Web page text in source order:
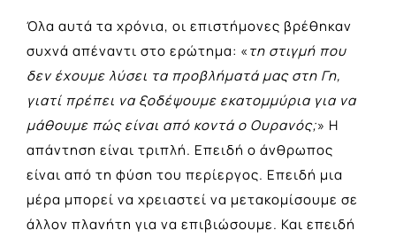
Όλα αυτά τα χρόνια, οι επιστήμονες βρέθηκαν
συχνά απέναντι στο ερώτημα: «τη στιγμή που
δεν έχουμε λύσει τα προβλήματά μας στη Γη,
γιατί πρέπει να ξοδέψουμε εκατομμύρια για να
μάθουμε πώς είναι από κοντά ο Ουρανός;» Η
απάντηση είναι τριπλή. Επειδή ο άνθρωπος
είναι από τη φύση του περίεργος. Επειδή μια
μέρα μπορεί να χρειαστεί να μετακομίσουμε σε
άλλον πλανήτη για να επιβιώσουμε. Και επειδή